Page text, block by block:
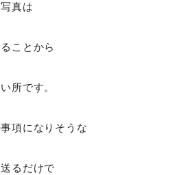
真は
ことから
所です。
項になりそうな
るだけで